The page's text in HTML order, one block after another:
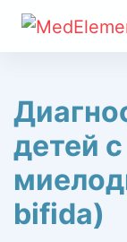
детей с
bifida)